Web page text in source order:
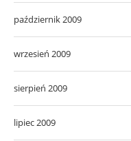
październik 2009
wrzesień 2009
sierpień 2009
lipiec 2009